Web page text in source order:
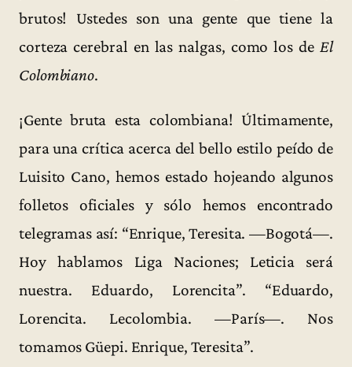
brutos! Ustedes son una gente que tiene la
corteza cerebral en las nalgas, como los deEl
Colombiano.
¡Gente bruta esta colombiana! Últimamente,
para una crítica acerca del bello estilo peído de
Luisito Cano, hemos estado hojeando algunos
folletos oficiales y sólo hemos encontrado
telegramas así: “Enrique, Teresita. —Bogotá—.
Hoy hablamos Liga Naciones; Leticia será
nuestra. Eduardo, Lorencita”. “Eduardo,
Lorencita. Lecolombia. —París—. Nos
tomamos Güepi. Enrique, Teresita”.